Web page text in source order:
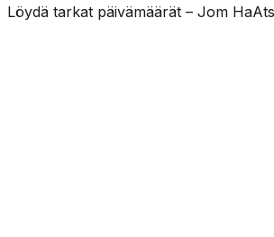
Löydä tarkat päivämäärät – Jom